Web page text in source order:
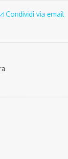
Condividi via email